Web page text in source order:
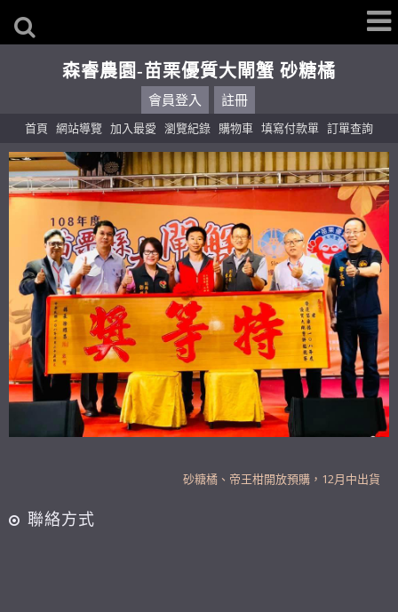
森睿農園-苗栗優質大閘蟹 砂糖橘
會員登入 註冊
首頁 網站導覽 加入最愛 瀏覽紀錄 購物車 填寫付款單 訂單查詢
聯絡方式